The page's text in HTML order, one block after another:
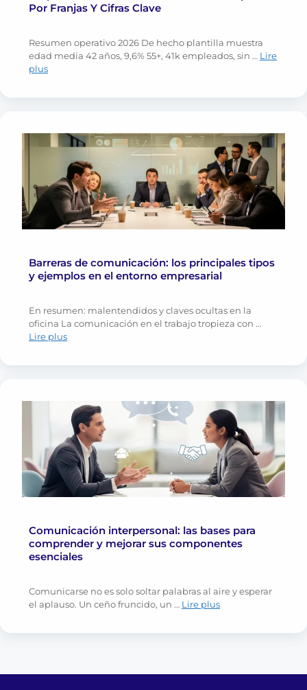
Por Franjas Y Cifras Clave
Resumen operativo 2026 De hecho plantilla muestra
edad media 42 años, 9,6% 55+, 41k empleados, sin … Lire
plus
Barreras de comunicación: los principales tipos
y ejemplos en el entorno empresarial
En resumen: malentendidos y claves ocultas en la
oficina La comunicación en el trabajo tropieza con …
Lire plus
Comunicación interpersonal: las bases para
comprender y mejorar sus componentes
esenciales
Comunicarse no es solo soltar palabras al aire y esperar
el aplauso. Un ceño fruncido, un … Lire plus